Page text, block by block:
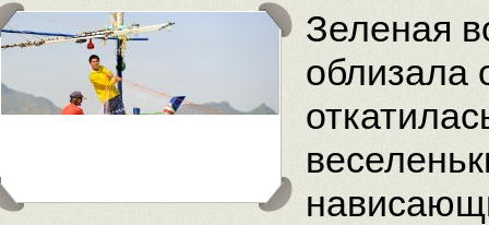
Зеленая
облизала